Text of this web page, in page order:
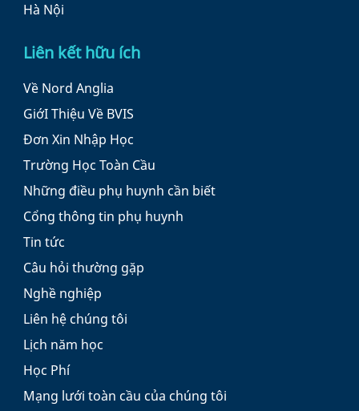
Hà Nội
Liên kết hữu ích
Về Nord Anglia
GiớI Thiệu Về BVIS
Đơn Xin Nhập Học
Trường Học Toàn Cầu
Những điều phụ huynh cần biết
Cổng thông tin phụ huynh
Tin tức
Câu hỏi thường gặp
Nghề nghiệp
Liên hệ chúng tôi
Lịch năm học
Học Phí
Mạng lưới toàn cầu của chúng tôi